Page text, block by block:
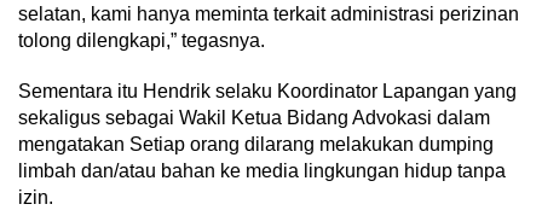
selatan, kami hanya meminta terkait administrasi perizinan
tolong dilengkapi,” tegasnya.
Sementara itu Hendrik selaku Koordinator Lapangan yang
sekaligus sebagai Wakil Ketua Bidang Advokasi dalam
mengatakan Setiap orang dilarang melakukan dumping
limbah dan/atau bahan ke media lingkungan hidup tanpa
izin.